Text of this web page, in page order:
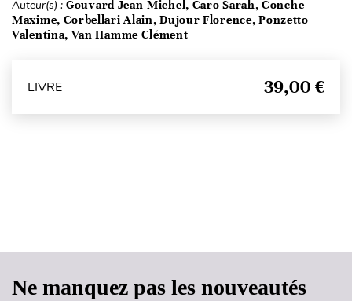
Auteur(s) : Gouvard Jean-Michel, Caro Sarah, Conche
Maxime, Corbellari Alain, Dujour Florence, Ponzetto
Valentina, Van Hamme Clément
LIVRE 39,00 €
Ne manquez pas les nouveautés